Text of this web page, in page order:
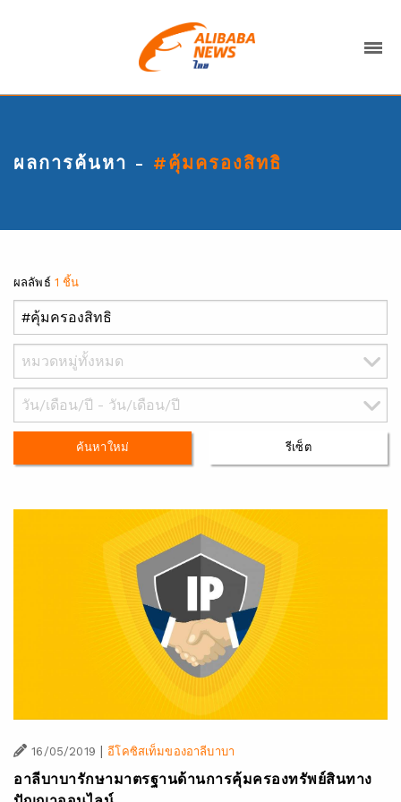
ผลการค้นหา - #คุ้มครองสิทธิ
ผลลัพธ์ 1 ชิ้น
ค้นหาใหม่ รีเซ็ต
16/05/2019 | อีโคซิสเท็มของอาลีบาบา
อาลีบาบารักษามาตรฐานด้านการคุ้มครองทรัพย์สินทาง